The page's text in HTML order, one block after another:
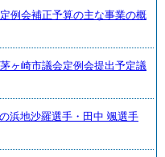
例会補正予算の主な事業の概
ヶ崎市議会定例会提出予定議
浜地沙羅選手・田中 颯選手